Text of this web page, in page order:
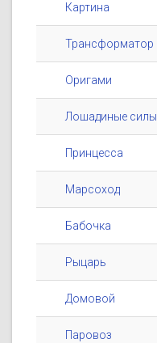
Картина
Трансформатор
Оригами
Лошадиные силы
Принцесса
Марсоход
Бабочка
Рыцарь
Домовой
Паровоз